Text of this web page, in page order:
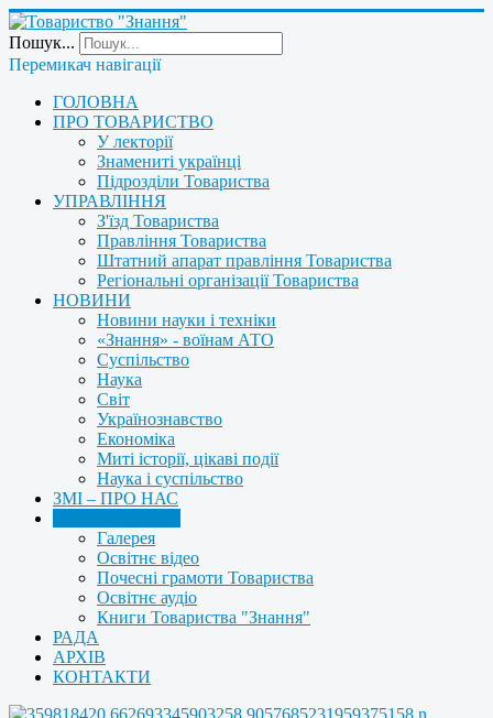
Пошук...
Перемикач навігації
ГОЛОВНА
ПРО ТОВАРИСТВО
У лекторії
Знамениті українці
Підрозділи Товариства
УПРАВЛІННЯ
З'їзд Товариства
Правління Товариства
Штатний апарат правління Товариства
Регіональні організації Товариства
НОВИНИ
Новини науки і техніки
«Знання» - воїнам АТО
Суспільство
Наука
Світ
Українознавство
Економіка
Миті історії, цікаві події
Наука і суспільство
ЗМІ – ПРО НАС
Галерея
Освітнє відео
Почесні грамоти Товариства
Освітнє аудіо
Книги Товариства "Знання"
РАДА
АРХІВ
КОНТАКТИ